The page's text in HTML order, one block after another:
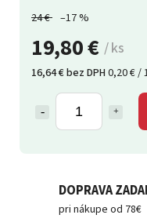
24 € –17 %
19,80 € / ks
16,64 € bez DPH0,20 € /
DOPRAVA
pri nákupe od 78€